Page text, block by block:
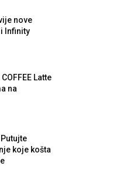
nove
Infinity
Latte
na
koje košta